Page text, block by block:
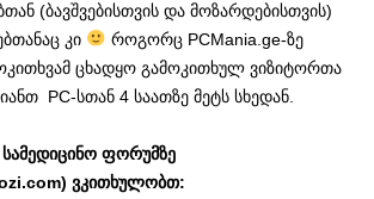
(ბავშვებისთვის და მოზარდებისთვის)
კი
როგორც PCMania.ge-ზე
ცხადყო გამოკითხულ ვიზიტორთა
PC-სთან 4 საათზე მეტს სხედან.
ფორუმზე
ვკითხულობთ: